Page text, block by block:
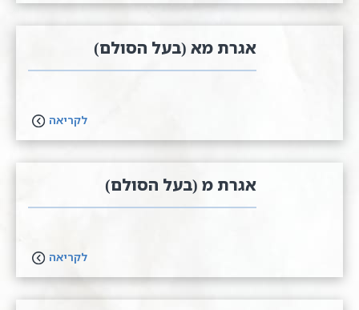
אגרת מא (בעל הסולם)
לקריאה
אגרת מ (בעל הסולם)
לקריאה